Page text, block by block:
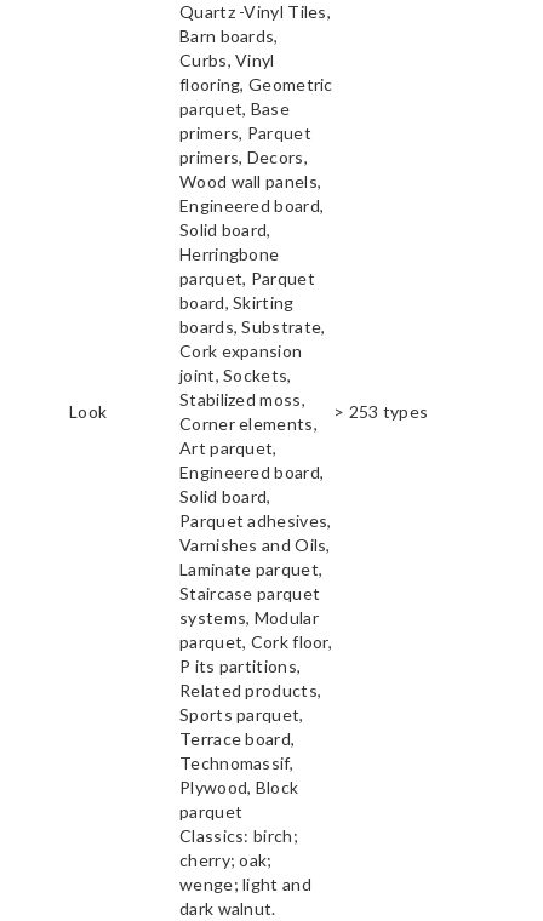
Look
Quartz -Vinyl Tiles,
Barn boards,
Curbs, Vinyl
flooring, Geometric
parquet, Base
primers, Parquet
primers, Decors,
Wood wall panels,
Engineered board,
Solid board,
Herringbone
parquet, Parquet
board, Skirting
boards, Substrate,
Cork expansion
joint, Sockets,
Stabilized moss,
Corner elements,
Art parquet,
Engineered board,
Solid board,
Parquet adhesives,
Varnishes and Oils,
Laminate parquet,
Staircase parquet
systems, Modular
parquet, Cork floor,
P its partitions,
Related products,
Sports parquet,
Terrace board,
Technomassif,
Plywood, Block
parquet
> 253 types
Classics: birch;
cherry; oak;
wenge; light and
dark walnut.